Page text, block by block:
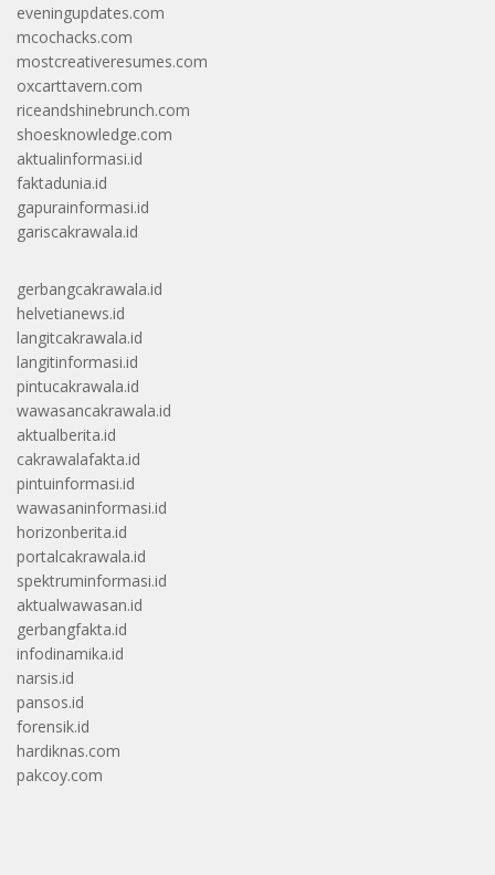
eveningupdates.com
mcochacks.com
mostcreativeresumes.com
oxcarttavern.com
riceandshinebrunch.com
shoesknowledge.com
aktualinformasi.id
faktadunia.id
gapurainformasi.id
gariscakrawala.id
gerbangcakrawala.id
helvetianews.id
langitcakrawala.id
langitinformasi.id
pintucakrawala.id
wawasancakrawala.id
aktualberita.id
cakrawalafakta.id
pintuinformasi.id
wawasaninformasi.id
horizonberita.id
portalcakrawala.id
spektruminformasi.id
aktualwawasan.id
gerbangfakta.id
infodinamika.id
narsis.id
pansos.id
forensik.id
hardiknas.com
pakcoy.com